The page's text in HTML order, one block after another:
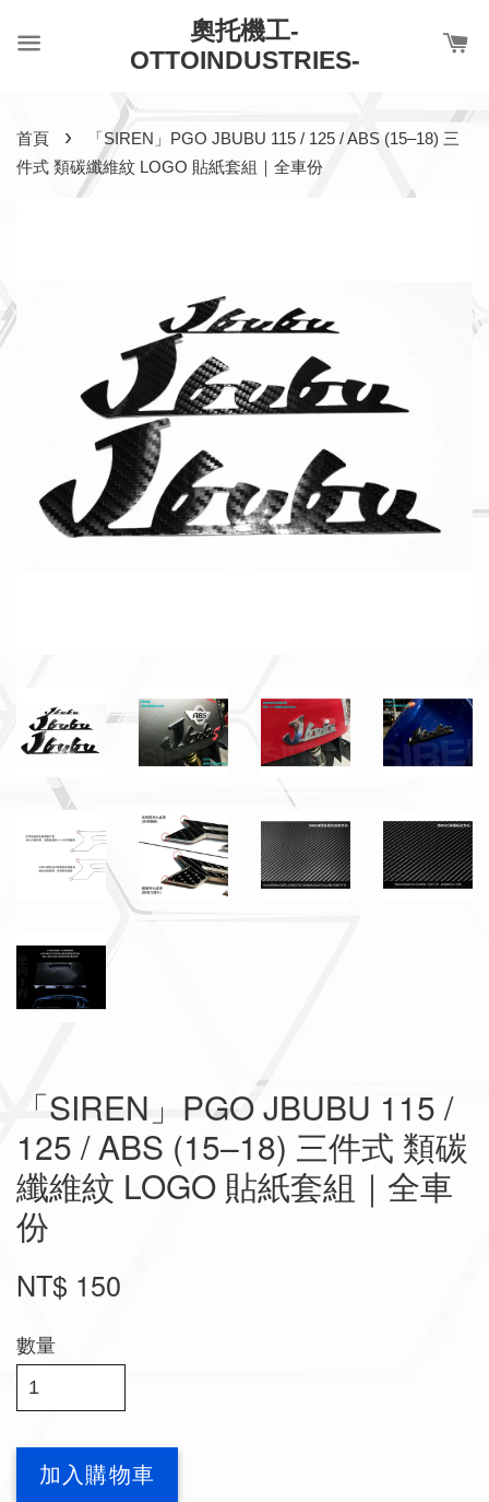
奧托機工-
OTTOINDUSTRIES-
首頁 ›
「SIREN」PGO JBUBU 115 / 125 / ABS (15–18) 三
件式 類碳纖維紋 LOGO 貼紙套組｜全車份
「SIREN」PGO JBUBU 115 /
125 / ABS (15–18) 三件式 類碳
纖維紋 LOGO 貼紙套組｜全車
份
NT$ 150
數量
加入購物車